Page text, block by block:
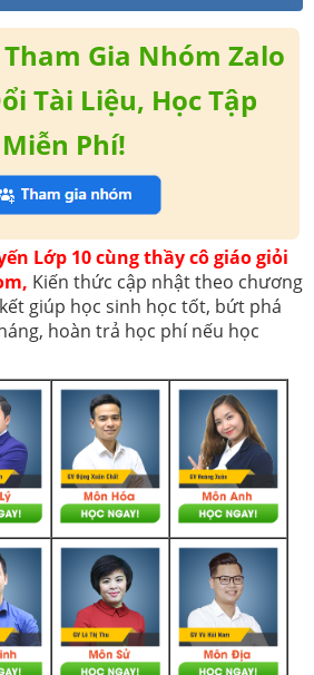
Tham Gia Nhóm Zalo
Tài Liệu, Học Tập
Miễn Phí!
Lớp 10 cùng thầy cô giáo giỏi
Kiến thức cập nhật theo chương
giúp học sinh học tốt, bứt phá
hoàn trả học phí nếu học